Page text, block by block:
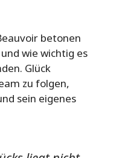
betonen
wie wichtig es
Glück
zu folgen,
sein eigenes